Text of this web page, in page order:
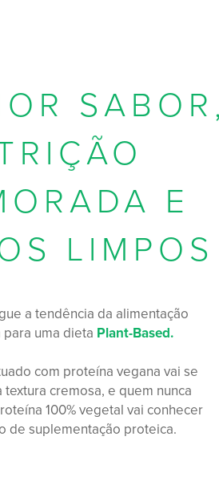
E
LIMPOS
a tendência da alimentação
uma dieta Plant-Based.
com proteína vegana vai se
cremosa, e quem nunca
100% vegetal vai conhecer
de suplementação proteica.